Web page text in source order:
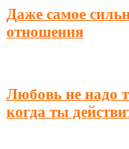
Даже самое
отношения
Любовь не надо
когда ты